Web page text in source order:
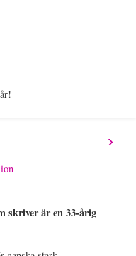
›
skriver är en 33-årig